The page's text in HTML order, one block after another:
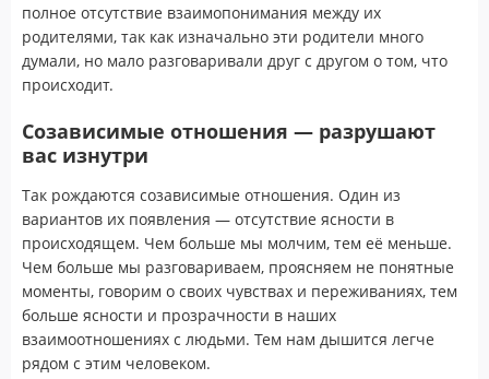
полное отсутствие взаимопонимания между их
родителями, так как изначально эти родители много
думали, но мало разговаривали друг с другом о том, что
происходит.
Созависимые отношения — разрушают
вас изнутри
Так рождаются созависимые отношения. Один из
вариантов их появления — отсутствие ясности в
происходящем. Чем больше мы молчим, тем её меньше.
Чем больше мы разговариваем, проясняем не понятные
моменты, говорим о своих чувствах и переживаниях, тем
больше ясности и прозрачности в наших
взаимоотношениях с людьми. Тем нам дышится легче
рядом с этим человеком.